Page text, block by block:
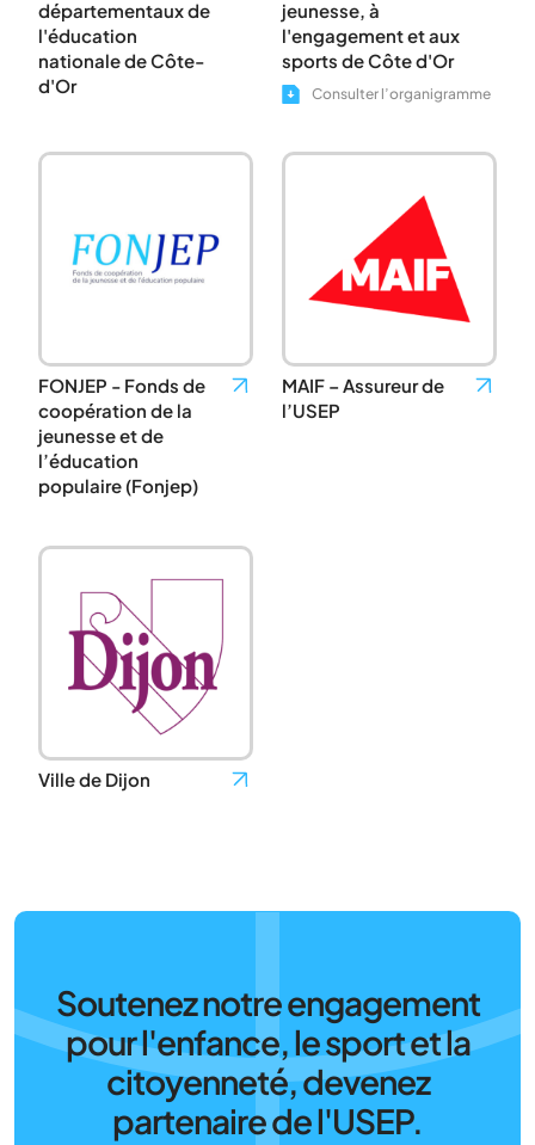
départementaux de
l'éducation
nationale de Côte-
d'Or
jeunesse, à
l'engagement et aux
sports de Côte d'Or
Consulter l’organigramme
FONJEP - Fonds de
coopération de la
jeunesse et de
l’éducation
populaire (Fonjep)
MAIF – Assureur de
l’USEP
Ville de Dijon
Soutenez notre engagement
pour l'enfance, le sport et la
citoyenneté, devenez
partenaire de l'USEP.